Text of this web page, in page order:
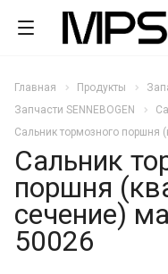
Главная Продукты
Запчасти SENNEBOGEN
Сальник тормозного поршня
Сальник
поршня
сечение)
50026